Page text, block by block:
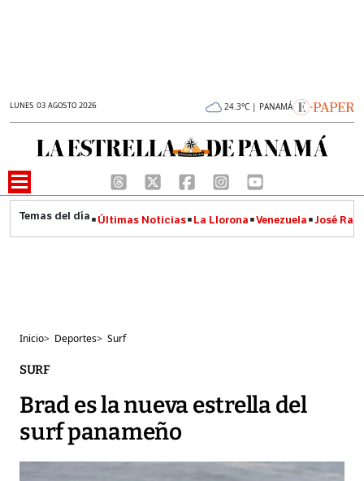
LUNES 03 AGOSTO 2026 24.3°C | PANAMÁ
Últimas Noticias La Llorona Venezuela José
Inicio> Deportes> Surf
SURF
Brad es la nueva estrella del
surf panameño